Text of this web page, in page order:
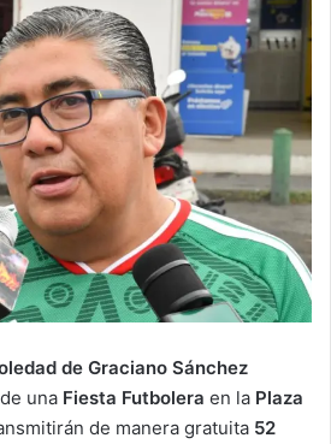
de Graciano Sánchez
una Fiesta Futbolera en la Plaza
de manera gratuita 52